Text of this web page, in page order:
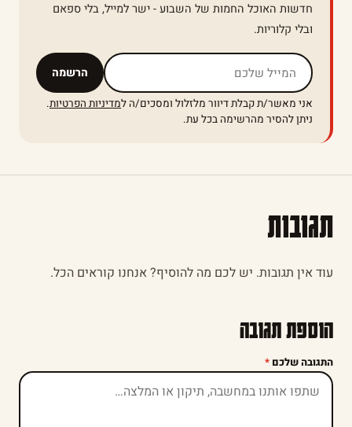
חדשות האוכל החמות של השבוע - ישר למייל, בלי ספאם
ובלי קלוריות.
הרשמה אל תמלאו שדה זה
אני מאשר/ת קבלת דיוור מלזלול ומסכים/ה למדיניות הפרטיות.
ניתן להסיר מהרשימה בכל עת.
תגובות
עוד אין תגובות. יש לכם מה להוסיף? אנחנו קוראים הכל.
הוספת תגובה
התגובה שלכם *